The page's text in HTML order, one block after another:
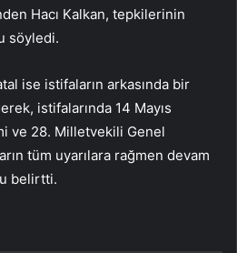
Hacı Kalkan, tepkilerinin
söyledi.
ise istifaların arkasında bir
istifalarında 14 Mayıs
ve 28. Milletvekili Genel
tüm uyarılara rağmen devam
belirtti.